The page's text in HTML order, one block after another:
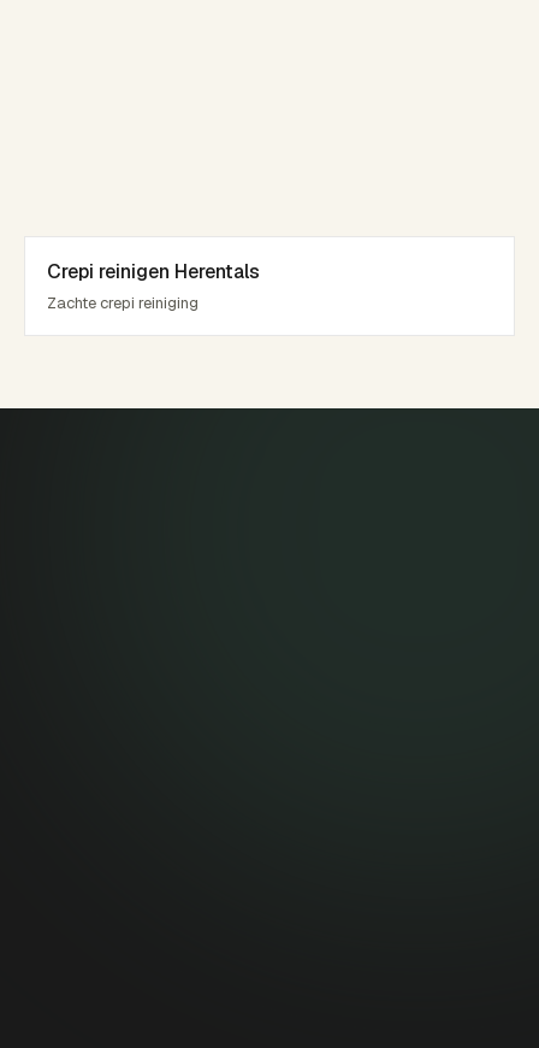
Crepi reinigen Herentals
Zachte crepi reiniging